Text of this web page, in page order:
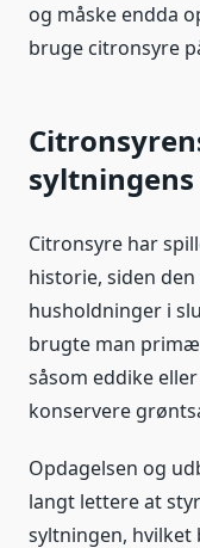
og måske endda
bruge citronsyre
Citronsyre har
historie, siden
husholdninger i
brugte man
såsom eddike
konservere
Opdagelsen og
langt lettere at
syltningen,